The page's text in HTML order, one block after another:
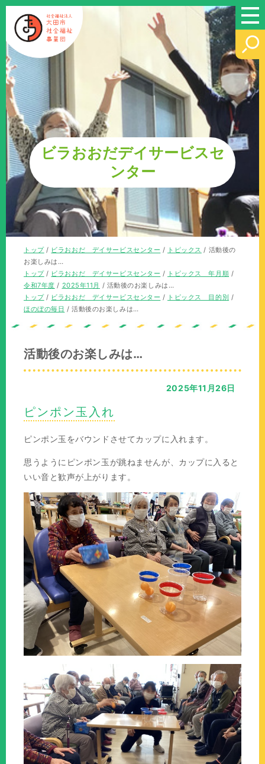
このページの本文へ
ビラおおだデイサービスセ
ンター
現
在
の
位
置：
トップ/ ビラおおだ デイサービスセンター / トピックス / 活動後の
お楽しみは…
現
在
の
位
トップ/ ビラおおだ デイサービスセンター / トピックス 年月順 /
令和7年度 / 2025年11月 / 活動後のお楽しみは…
現
在
トップ/ ビラおおだ デイサービスセンター / トピックス 目的別 /
ほのぼの毎日 /活動後のお楽しみは…
活動後のお楽しみは…
2025年11月26日
ピンポン玉入れ
ピンポン玉をバウンドさせてカップに入れます。
思うようにピンポン玉が跳ねませんが、カップに入ると
いい音と歓声が上がります。